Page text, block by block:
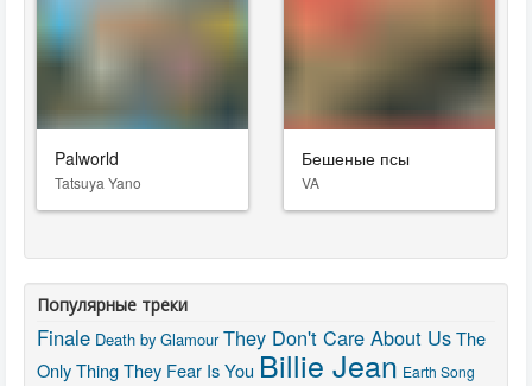
Palworld
Tatsuya Yano
Бешеные псы
VA
Популярные треки
Finale Death by Glamour They Don't Care About UsThe
Only Thing They Fear Is You Billie Jean Earth Song